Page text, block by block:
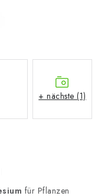
für Pflanzen
+ nächste (1)